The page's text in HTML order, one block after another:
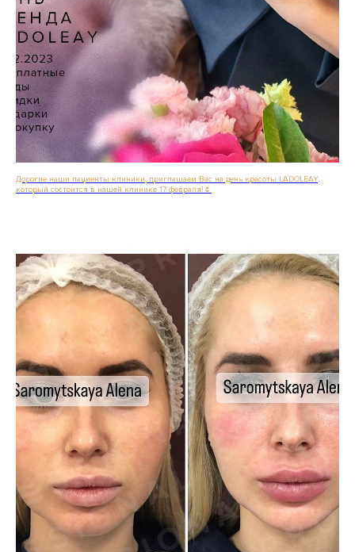
Дорогие наши пациенты клиники, приглашаем Вас на день красоты LADOLEAY,
который состоится в нашей клинике 17 февраля!🌷
Подробнее